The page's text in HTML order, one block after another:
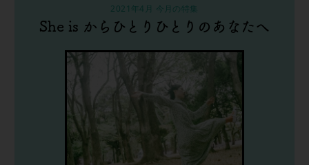
2021年4月 今月の特集
She is からひとりひとりのあなたへ